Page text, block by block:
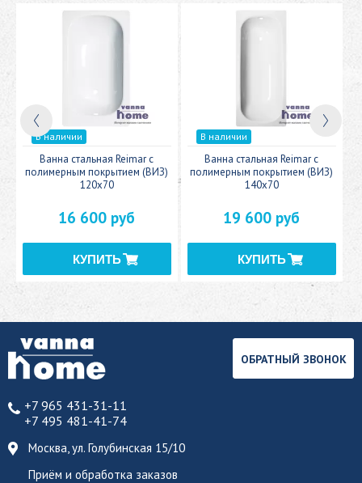
В наличии
Ванна стальная Reimar с
полимерным покрытием (ВИЗ)
120x70
16 600 руб
В наличии
Ванна стальная Reimar с
полимерным покрытием (ВИЗ)
140x70
19 600 руб
+7 965 431-31-11
+7 495 481-41-74
Москва, ул. Голубинская 15/10
Приём и обработка заказов
ОБРАТНЫЙ ЗВОНОК